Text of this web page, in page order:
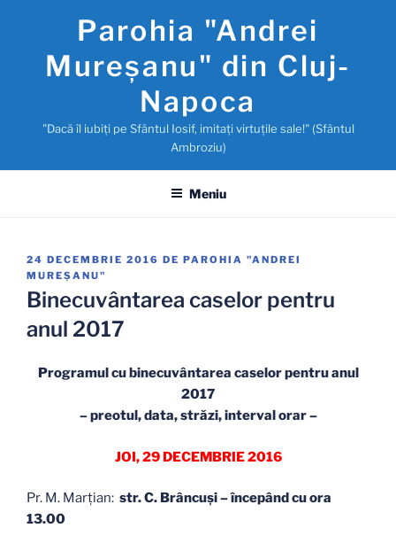
conținut
Parohia "Andrei
Mureşanu" din Cluj-
Napoca
"Dacă îl iubiţi pe Sfântul Iosif, imitaţi virtuţile sale!" (Sfântul
Ambroziu)
Meniu
PUBLICAT
PE
24 DECEMBRIE 2016 DE PAROHIA "ANDREI
MUREŞANU"
Binecuvântarea caselor pentru
anul 2017
Programul cu binecuvântarea caselor pentru anul
2017
– preotul, data, străzi, interval orar –
JOI, 29 DECEMBRIE 2016
Pr. M. Marţian: str. C. Brâncuşi – începând cu ora
13.00